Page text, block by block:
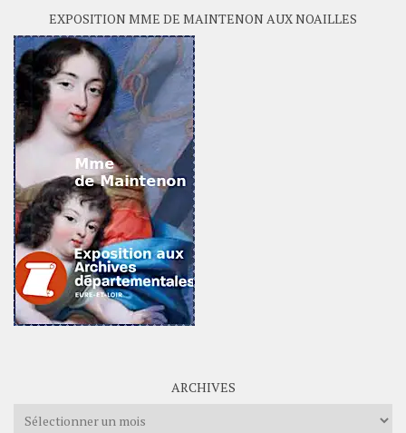
EXPOSITION MME DE MAINTENON AUX NOAILLES
ARCHIVES
Archives